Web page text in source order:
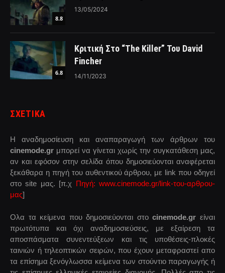
8.8
13/05/2024
6.8
Κριτική Στο “The Killer” Του David
Fincher
14/11/2023
ΣΧΕΤΙΚΑ
Η αναδημοσίευση και αναπαραγωγή των άρθρων του
cinemode.gr μπορεί να γίνεται χωρίς την συγκατάθεση μας,
αν και εφόσον στην σελίδα όπου δημοσιεύονται αναφέρεται
ξεκάθαρα η πηγή του αυθεντικού άρθρου, με link που οδηγεί
στο site μας. [π.χ Πηγή: www.cinemode.gr/link-του-αρθρου-
μας]
Ολα τα κείμενα που δημοσιεύονται στοcinemode.gr είναι
πρωτότυπα και όχι αναδημοσιεύσεις, με εξαίρεση τα
αποσπάσματα συνεντεύξεων και τις υποθέσεις-πλοκές
ταινιών ή τηλεοπτικών σειρών, που έχουν μεταφραστεί απο
τα επίσημα ξενόγλωσσα κείμενα των στούντιο παραγωγής ή